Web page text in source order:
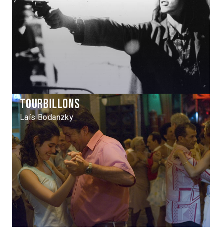
Tourbillons
Laís Bodanzky